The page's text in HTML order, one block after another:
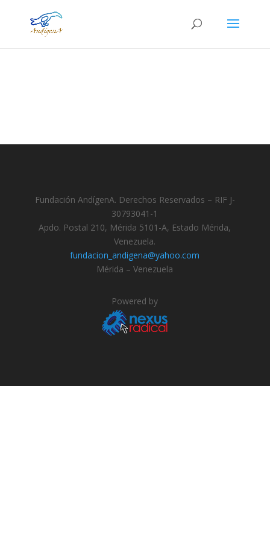
Fundación AndígenA. Derechos Reservados – RIF J-
30793041-1
Apdo. Postal 210, Mérida 5101-A, Estado Mérida,
Venezuela.
fundacion_andigena@yahoo.com
Mérida – Venezuela
Powered by